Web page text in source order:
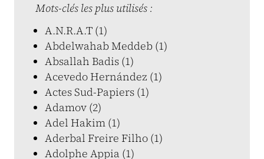
Mots-clés les plus utilisés :
A.N.R.A.T (1)
Abdelwahab Meddeb (1)
Absallah Badis (1)
Acevedo Hernández (1)
Actes Sud-Papiers (1)
Adamov (2)
Adel Hakim (1)
Aderbal Freire Filho (1)
Adolphe Appia (1)